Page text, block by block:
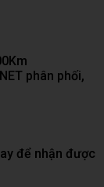
phân phối,
để nhận được